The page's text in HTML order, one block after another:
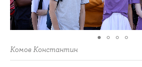
Комов Константин